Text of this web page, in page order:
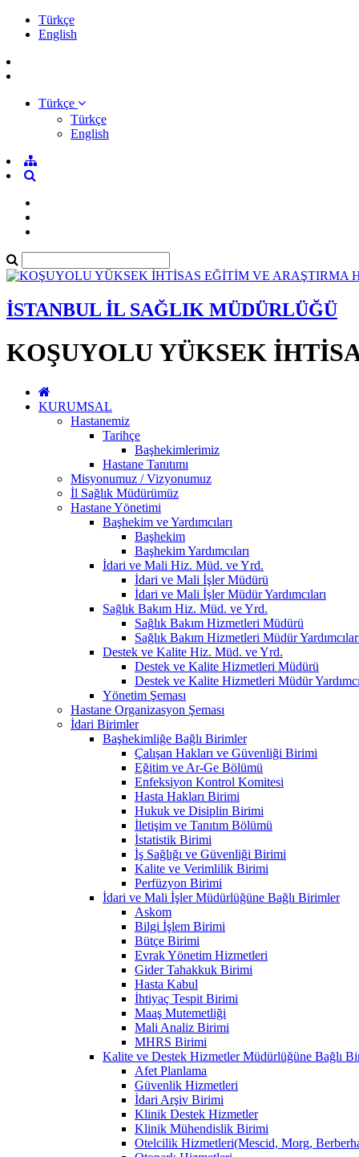
Türkçe
English
Türkçe
Türkçe
English
İSTANBUL İL SAĞLIK MÜDÜRLÜĞÜ
KOŞUYOLU YÜKSEK
KURUMSAL
Hastanemiz
Tarihçe
Başhekimlerimiz
Hastane Tanıtımı
Misyonumuz / Vizyonumuz
İl Sağlık Müdürümüz
Hastane Yönetimi
Başhekim ve Yardımcıları
Başhekim
Başhekim Yardımcıları
İdari ve Mali Hiz. Müd. ve Yrd.
İdari ve Mali İşler Müdürü
İdari ve Mali İşler Müdür Yardımcıları
Sağlık Bakım Hiz. Müd. ve Yrd.
Sağlık Bakım Hizmetleri Müdürü
Sağlık Bakım Hizmetleri Müdür
Destek ve Kalite Hiz. Müd. ve Yrd.
Destek ve Kalite Hizmetleri Müdürü
Destek ve Kalite Hizmetleri Müdür
Yönetim Şeması
Hastane Organizasyon Şeması
İdari Birimler
Başhekimliğe Bağlı Birimler
Çalışan Hakları ve Güvenliği Birimi
Eğitim ve Ar-Ge Bölümü
Enfeksiyon Kontrol Komitesi
Hasta Hakları Birimi
Hukuk ve Disiplin Birimi
İletişim ve Tanıtım Bölümü
İstatistik Birimi
İş Sağlığı ve Güvenliği Birimi
Kalite ve Verimlilik Birimi
Perfüzyon Birimi
İdari ve Mali İşler Müdürlüğüne Bağlı Birimler
Askom
Bilgi İşlem Birimi
Bütçe Birimi
Evrak Yönetim Hizmetleri
Gider Tahakkuk Birimi
Hasta Kabul
İhtiyaç Tespit Birimi
Maaş Mutemetliği
Mali Analiz Birimi
MHRS Birimi
Kalite ve Destek Hizmetler Müdürlüğüne Bağlı
Afet Planlama
Güvenlik Hizmetleri
İdari Arşiv Birimi
Klinik Destek Hizmetler
Klinik Mühendislik Birimi
Otelcilik Hizmetleri(Mescid, Morg,